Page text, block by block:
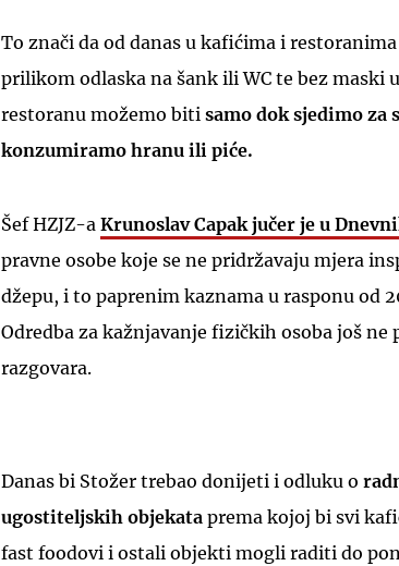
To znači da od danas u kafićima i
prilikom odlaska na šank ili WC te bez maski
restoranu možemo biti samo dok sjedimo za
konzumiramo hranu ili piće.
Šef HZJZ-a Krunoslav Capak jučer je u
pravne osobe koje se ne pridržavaju mjera
džepu, i to paprenim kaznama u rasponu od
Odredba za kažnjavanje fizičkih osoba još ne
razgovara.
Danas bi Stožer trebao donijeti i odluku o
ugostiteljskih objekata prema kojoj bi svi
fast foodovi i ostali objekti mogli raditi do